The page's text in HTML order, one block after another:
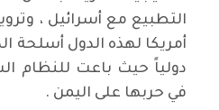
التطبيع مع أسرائيل ،
أمريكا لهذه الدول أسلحة
في حربها على اليمن .